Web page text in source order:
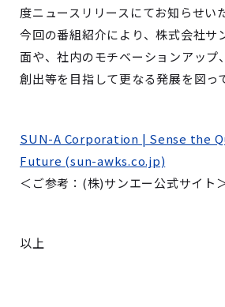
度ニュースリリースにてお知らせい
今回の番組紹介により、株式会社サ
面や、社内のモチベーションアップ
創出等を目指して更なる発展を図っ
SUN-A Corporation | Sense the
Future (sun-awks.co.jp)
＜ご参考：(株)サンエー公式サイト
以上